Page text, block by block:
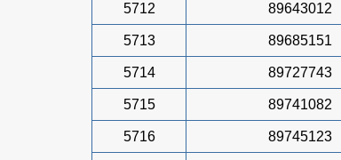
5712 89643012
5713 89685151
5714 89727743
5715 89741082
5716 89745123